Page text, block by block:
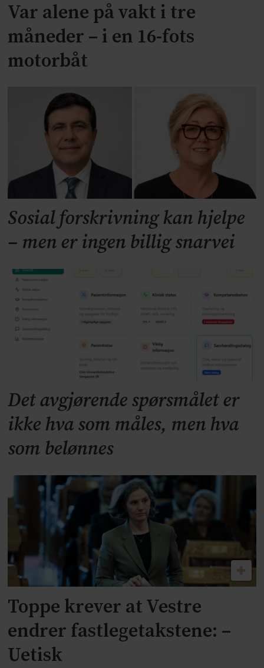
Var alene på vakt i tre
måneder – i en 16-fots
motorbåt
Sosial forskrivning kan hjelpe
– men er ingen billig snarvei
Det avgjørende spørsmålet er
ikke hva som måles, men hva
som belønnes
Toppe krever at Vestre
endrer fastlegetakstene: –
Uetisk